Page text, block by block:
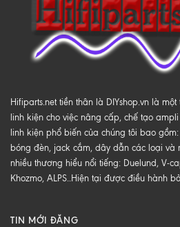
Hifiparts.net tiền thân là DIYshop.vn là
linh kiện cho việc nâng cấp, chế tạo
linh kiện phổ biến của chúng tôi bao
bóng đèn, jack cắm, dây dẫn các loại và
nhiều thương hiểu nổi tiếng: Duelund, V-
Khozmo, ALPS..Hiện tại được điều hành
TIN MỚI ĐĂNG